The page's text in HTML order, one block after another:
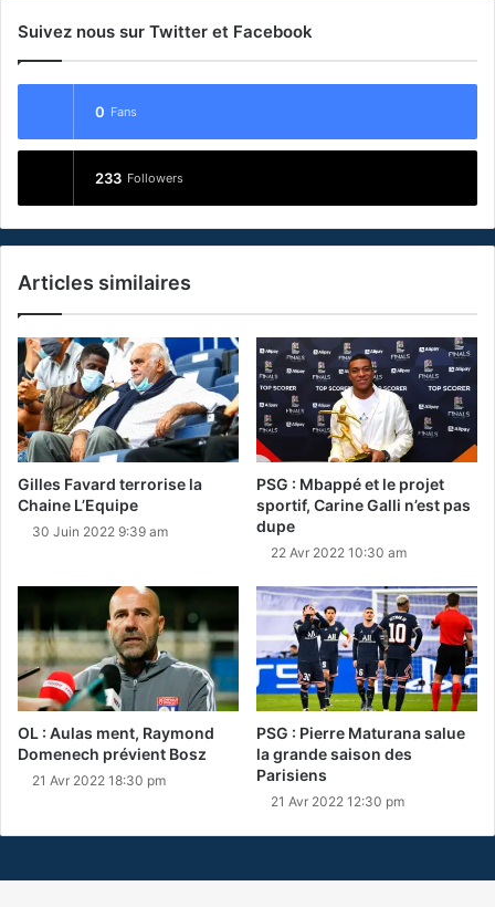
Suivez nous sur Twitter et Facebook
0 Fans
233 Followers
Articles similaires
Gilles Favard terrorise la
Chaine L’Equipe
30 Juin 2022 9:39 am
PSG : Mbappé et le projet
sportif, Carine Galli n’est pas
dupe
22 Avr 2022 10:30 am
OL : Aulas ment, Raymond
Domenech prévient Bosz
21 Avr 2022 18:30 pm
PSG : Pierre Maturana salue
la grande saison des
Parisiens
21 Avr 2022 12:30 pm